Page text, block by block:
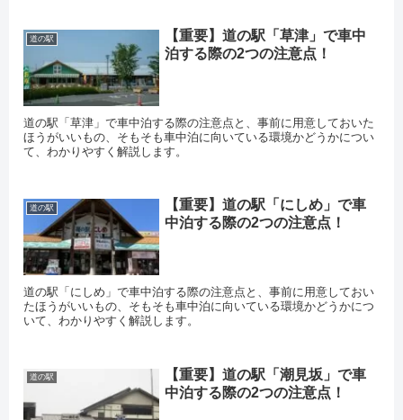
道の駅
【重要】道の駅「草津」で車中
泊する際の2つの注意点！
道の駅「草津」で車中泊する際の注意点と、事前に用意しておいた
ほうがいいもの、そもそも車中泊に向いている環境かどうかについ
て、わかりやすく解説します。
道の駅
【重要】道の駅「にしめ」で車
中泊する際の2つの注意点！
道の駅「にしめ」で車中泊する際の注意点と、事前に用意しておい
たほうがいいもの、そもそも車中泊に向いている環境かどうかにつ
いて、わかりやすく解説します。
道の駅
【重要】道の駅「潮見坂」で車
中泊する際の2つの注意点！